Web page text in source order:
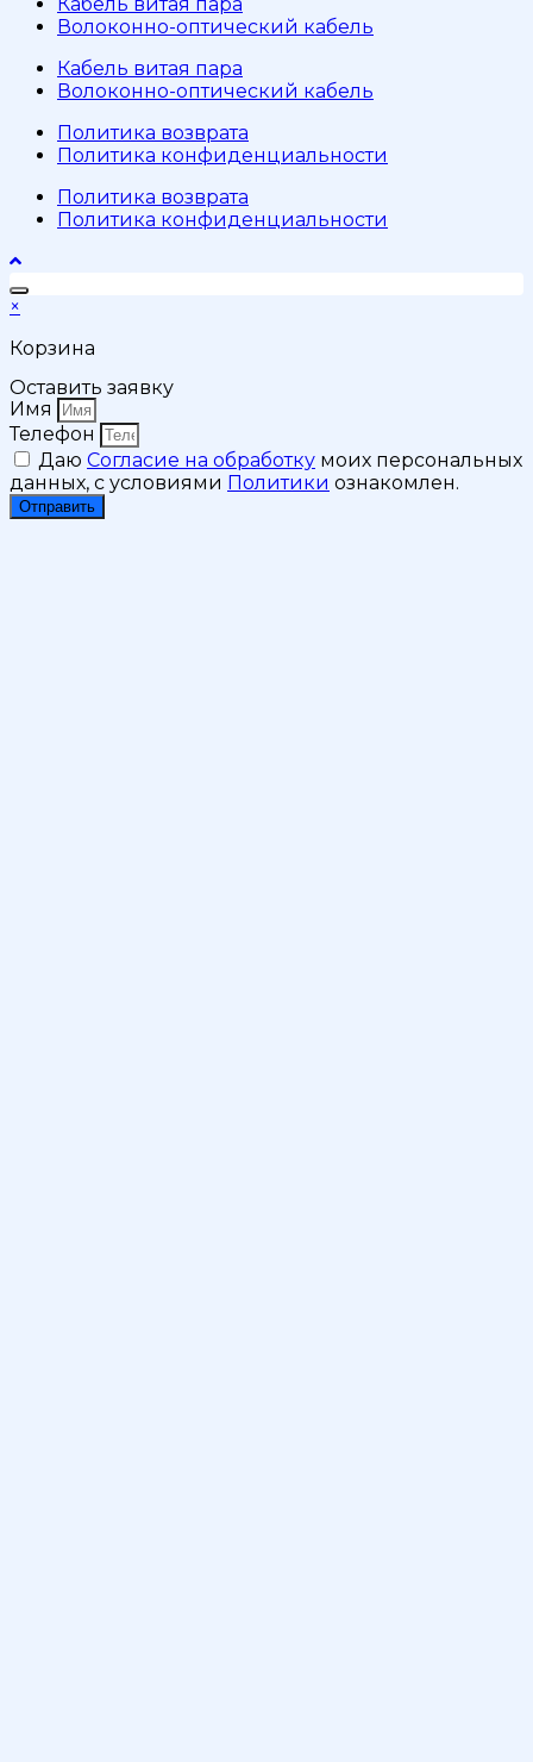
Волоконно-оптический кабель
Кабель витая пара
Волоконно-оптический кабель
Политика возврата
Политика конфиденциальности
Политика возврата
Политика конфиденциальности
×
Корзина
Оставить заявку
Имя
Телефон
Даю Согласие на обработку моих персональных
данных, с условиями Политики ознакомлен.
Отправить